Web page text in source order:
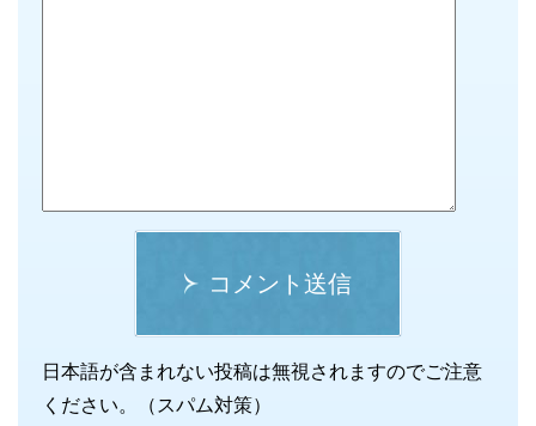
コメント送信
日本語が含まれない投稿は無視されますのでご注意
ください。（スパム対策）